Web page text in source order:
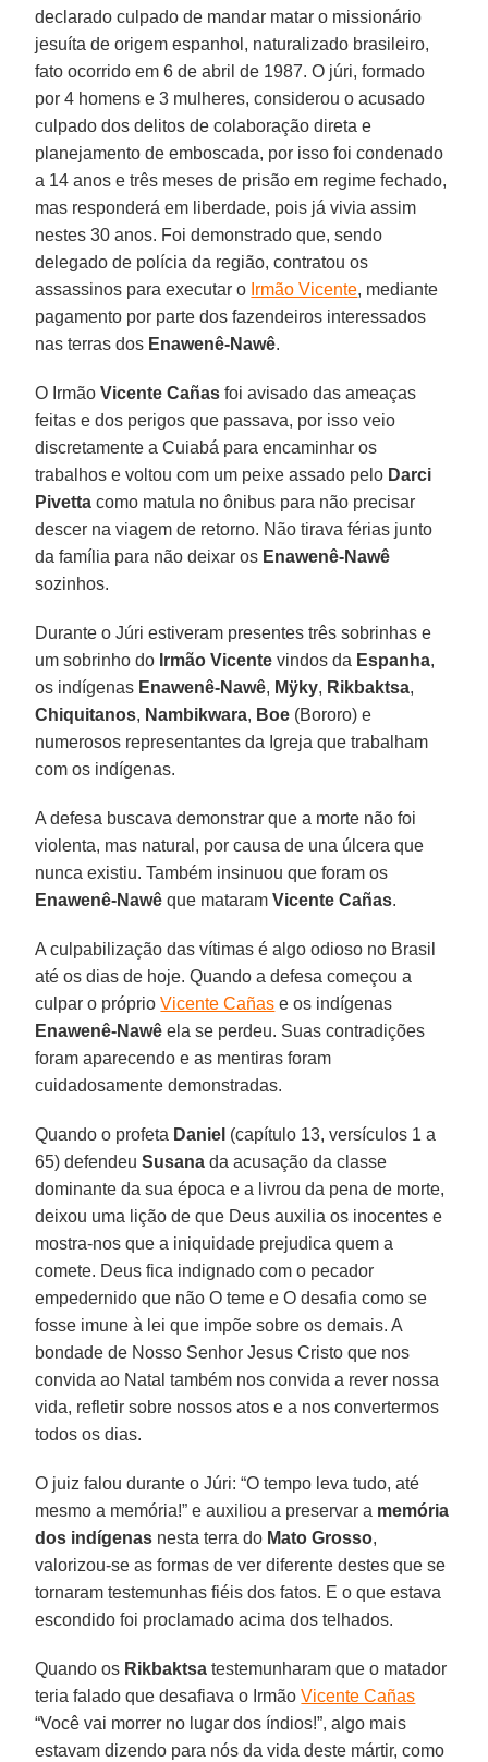
declarado culpado de mandar matar o missionário
jesuíta de origem espanhol, naturalizado brasileiro,
fato ocorrido em 6 de abril de 1987. O júri, formado
por 4 homens e 3 mulheres, considerou o acusado
culpado dos delitos de colaboração direta e
planejamento de emboscada, por isso foi condenado
a 14 anos e três meses de prisão em regime fechado,
mas responderá em liberdade, pois já vivia assim
nestes 30 anos. Foi demonstrado que, sendo
delegado de polícia da região, contratou os
assassinos para executar o Irmão Vicente, mediante
pagamento por parte dos fazendeiros interessados
nas terras dos Enawenê-Nawê.
O IrmãoVicente Cañas foi avisado das ameaças
feitas e dos perigos que passava, por isso veio
discretamente a Cuiabá para encaminhar os
trabalhos e voltou com um peixe assado pelo Darci
Pivetta como matula no ônibus para não precisar
descer na viagem de retorno. Não tirava férias junto
da família para não deixar os Enawenê-Nawê
sozinhos.
Durante o Júri estiveram presentes três sobrinhas e
um sobrinho do Irmão Vicente vindos da Espanha,
os indígenas Enawenê-Nawê, Mÿky, Rikbaktsa,
Chiquitanos, Nambikwara, Boe (Bororo) e
numerosos representantes da Igreja que trabalham
com os indígenas.
A defesa buscava demonstrar que a morte não foi
violenta, mas natural, por causa de una úlcera que
nunca existiu. Também insinuou que foram os
Enawenê-Nawêque mataramVicente Cañas.
A culpabilização das vítimas é algo odioso no Brasil
até os dias de hoje. Quando a defesa começou a
culpar o próprioVicente Cañas e os indígenas
Enawenê-Nawêela se perdeu. Suas contradições
foram aparecendo e as mentiras foram
cuidadosamente demonstradas.
Quando o profeta Daniel (capítulo 13, versículos 1 a
65) defendeuSusana da acusação da classe
dominante da sua época e a livrou da pena de morte,
deixou uma lição de que Deus auxilia os inocentes e
mostra-nos que a iniquidade prejudica quem a
comete. Deus fica indignado com o pecador
empedernido que não O teme e O desafia como se
fosse imune à lei que impõe sobre os demais. A
bondade de Nosso Senhor Jesus Cristo que nos
convida ao Natal também nos convida a rever nossa
vida, refletir sobre nossos atos e a nos convertermos
todos os dias.
O juiz falou durante o Júri: “O tempo leva tudo, até
mesmo a memória!” e auxiliou a preservar a memória
dos indígenas nesta terra do Mato Grosso,
valorizou-se as formas de ver diferente destes que se
tornaram testemunhas fiéis dos fatos. E o que estava
escondido foi proclamado acima dos telhados.
Quando os Rikbaktsa testemunharam que o matador
teria falado que desafiava o IrmãoVicente Cañas
“Você vai morrer no lugar dos índios!”, algo mais
estavam dizendo para nós da vida deste mártir, como